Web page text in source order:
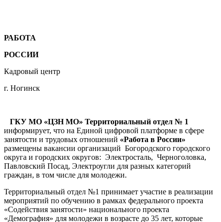
РАБОТА
РОССИИ
Кадровый центр
г. Ногинск
ГКУ МО «ЦЗН МО» Территориальный отдел № 1
информирует, что на Единой цифровой платформе в сфере
занятости и трудовых отношений «Работа в России»
размещены вакансии организаций Богородского городского
округа и городских округов: Электросталь, Черноголовка,
Павловский Посад, Электроугли для разных категорий
граждан, в том числе для молодежи.
Территориальный отдел №1 принимает участие в реализации
мероприятий по обучению в рамках федерального проекта
«Содействия занятости» национального проекта
«Демография» для молодежи в возрасте до 35 лет, которые